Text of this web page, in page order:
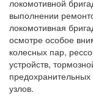
локомотивной
выполнении
локомотивная
осмотре особое
колесных пар,
устройств,
предохранительных
узлов.